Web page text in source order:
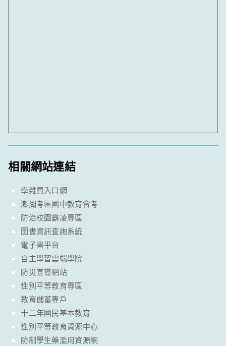
相關網站連結
學雜費入口網
澎湖考區國中教育會考
防治校園霸凌專區
圖書資訊查詢系統
電子書平台
自主學習雲端學院
防災宣導網站
性別平等教育專區
教育儲蓄專戶
十二年國民基本教育
性別平等教育資源中心
防制學生藥濫用資源網